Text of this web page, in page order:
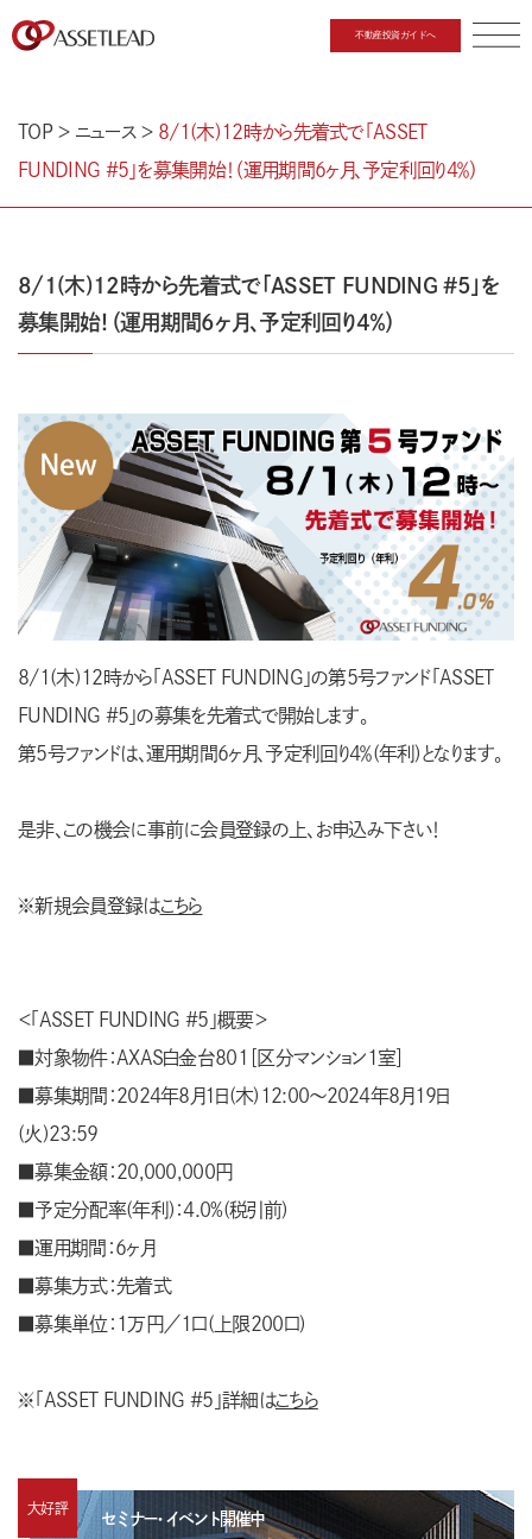
不動産投資ガイドへ
TOP＞ ニュース ＞ 8/1(木)12時から先着式で「ASSET
FUNDING #5」を募集開始！（運用期間6ヶ月、予定利回り4％）
8/1(木)12時から先着式で「ASSET FUNDING #5」を
募集開始！（運用期間6ヶ月、予定利回り4％）
8/1(木)12時から「ASSET FUNDING」の第5号ファンド「ASSET
FUNDING #5」の募集を先着式で開始します。
第5号ファンドは、運用期間6ヶ月、予定利回り4％(年利)となります。
是非、この機会に事前に会員登録の上、お申込み下さい！
※新規会員登録はこちら
＜「ASSET FUNDING #5」概要＞
■対象物件：AXAS白金台801［区分マンション1室］
■募集期間：2024年8月1日(木)12:00～2024年8月19日
(火)23:59
■募集金額：20,000,000円
■予定分配率(年利)：4.0%(税引前)
■運用期間：6ヶ月
■募集方式：先着式
■募集単位：1万円／1口(上限200口)
※「ASSET FUNDING #5」詳細はこちら
大好評
セミナー・イベント開催中